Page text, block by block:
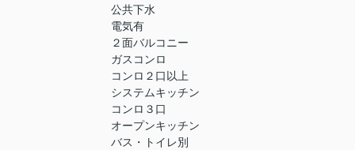
公共下水
電気有
２面バルコニー
ガスコンロ
コンロ２口以上
システムキッチン
コンロ３口
オープンキッチン
バス・トイレ別